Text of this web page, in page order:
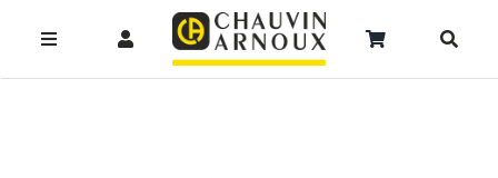
InhaltToggle
Toggle
Navigation
Toggle